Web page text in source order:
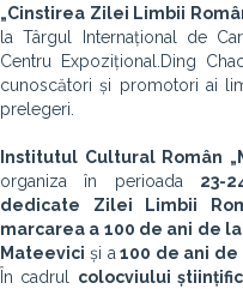
„Cinstirea Zilei Limbii
la Târgul Internațional de
Centru Expozițional.Ding
cunoscători și promotori ai
prelegeri.
Institutul Cultural Român
organiza în perioada 23-
dedicate Zilei Limbii
marcarea a 100 de ani de
Mateevici și a 100 de ani
În cadrul colocviului științific